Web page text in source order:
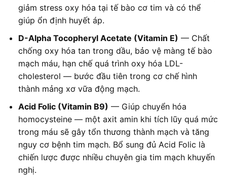
giảm stress oxy hóa tại tế bào cơ tim và có thể
giúp ổn định huyết áp.
D-Alpha Tocopheryl Acetate (Vitamin E) — Chất
chống oxy hóa tan trong dầu, bảo vệ màng tế bào
mạch máu, hạn chế quá trình oxy hóa LDL-
cholesterol — bước đầu tiên trong cơ chế hình
thành mảng xơ vữa động mạch.
Acid Folic (Vitamin B9) — Giúp chuyển hóa
homocysteine — một axit amin khi tích lũy quá mức
trong máu sẽ gây tổn thương thành mạch và tăng
nguy cơ bệnh tim mạch. Bổ sung đủ Acid Folic là
chiến lược được nhiều chuyên gia tim mạch khuyến
nghị.